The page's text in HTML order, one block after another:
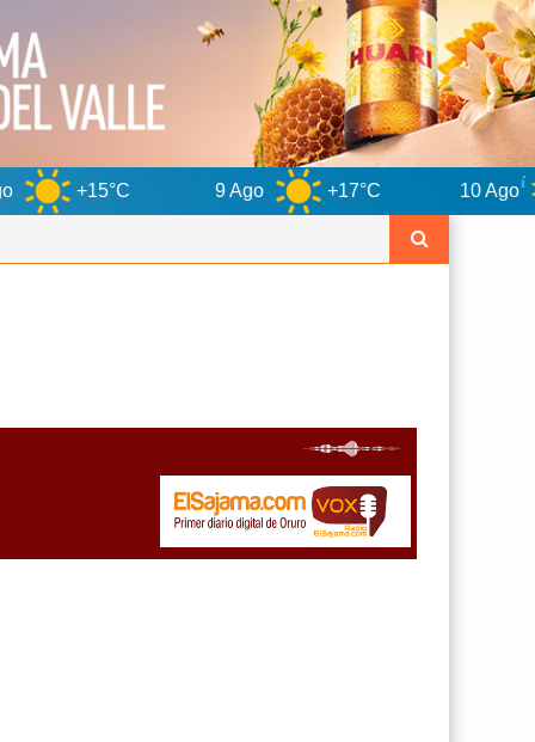
9 Ago +17°C 10 Ago +13°C